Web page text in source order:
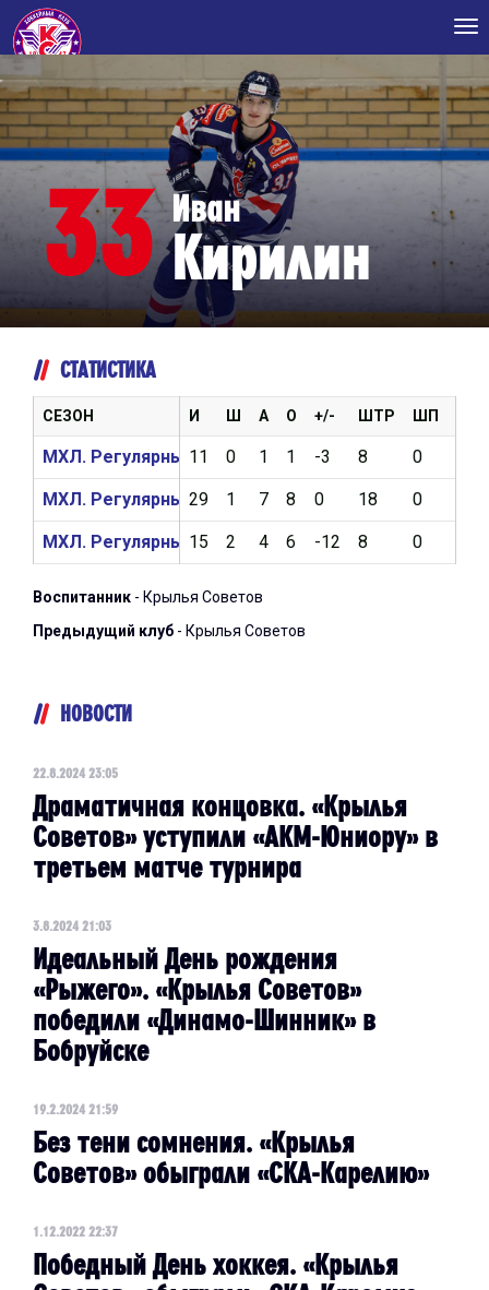
33 Иван
Кирилин
СТАТИСТИКА
И Ш А О +/- ШТР ШП
11 0 1 1 -3 8 0
29 1 7 8 0 18 0
15 2 4 6 -12 8 0
СЕЗОН
МХЛ. Регулярный чемпионат 2024/2025
МХЛ. Регулярный чемпионат 2023/2024
МХЛ. Регулярный чемпионат 2022/2023
Воспитанник - Крылья Советов
Предыдущий клуб - Крылья Советов
НОВОСТИ
22.8.2024 23:05
Драматичная концовка. «Крылья
Советов» уступили «АКМ-Юниору» в
третьем матче турнира
3.8.2024 21:03
Идеальный День рождения
«Рыжего». «Крылья Советов»
победили «Динамо-Шинник» в
Бобруйске
19.2.2024 21:59
Без тени сомнения. «Крылья
Советов» обыграли «СКА-Карелию»
1.12.2022 22:37
Победный День хоккея. «Крылья